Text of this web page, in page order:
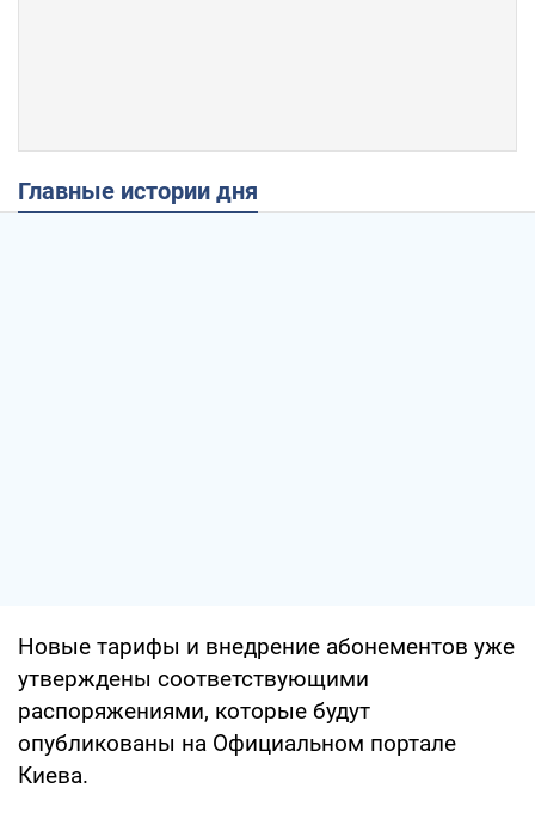
Главные истории дня
Новые тарифы и внедрение абонементов уже
утверждены соответствующими
распоряжениями, которые будут
опубликованы на Официальном портале
Киева.